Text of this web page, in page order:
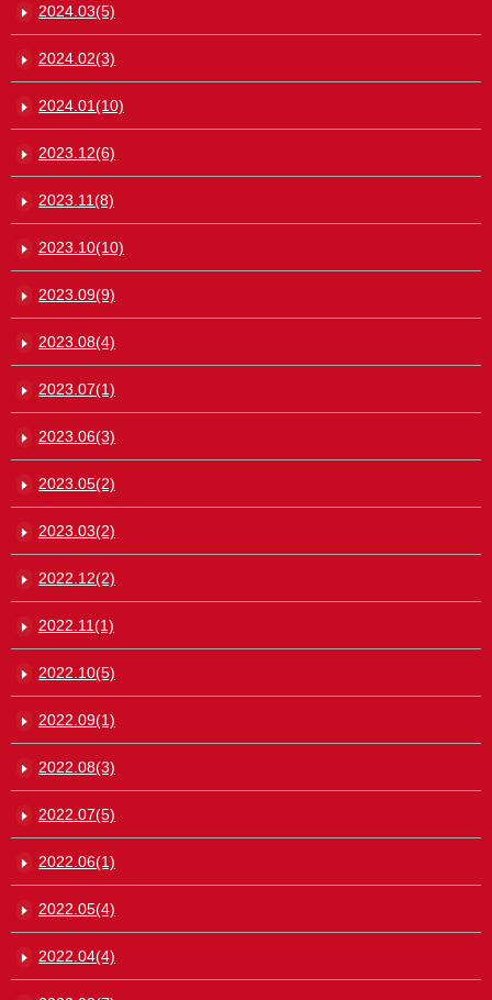
2024.03(5)
2024.02(3)
2024.01(10)
2023.12(6)
2023.11(8)
2023.10(10)
2023.09(9)
2023.08(4)
2023.07(1)
2023.06(3)
2023.05(2)
2023.03(2)
2022.12(2)
2022.11(1)
2022.10(5)
2022.09(1)
2022.08(3)
2022.07(5)
2022.06(1)
2022.05(4)
2022.04(4)